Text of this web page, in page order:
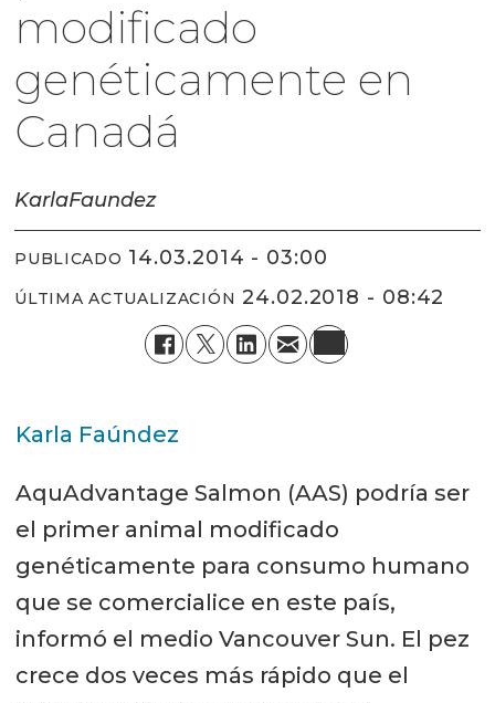
modificado
genéticamente en
Canadá
KarlaFaundez
PUBLICADO 14.03.2014 - 03:00
ÚLTIMA ACTUALIZACIÓN 24.02.2018 - 08:42
Karla Faúndez
AquAdvantage Salmon (AAS) podría ser
el primer animal modificado
genéticamente para consumo humano
que se comercialice en este país,
informó el medio Vancouver Sun. El pez
crece dos veces más rápido que el